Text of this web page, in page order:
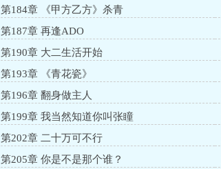
第184章 《甲方乙方》杀青
第187章 再逢ADO
第190章 大二生活开始
第193章 《青花瓷》
第196章 翻身做主人
第199章 我当然知道你叫张瞳
第202章 二十万可不行
第205章 你是不是那个谁？